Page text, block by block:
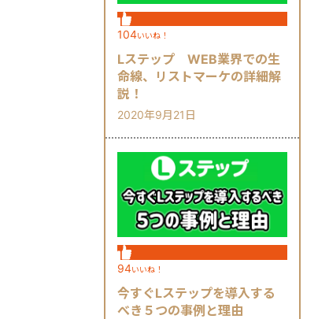
104いいね！
Lステップ WEB業界での生
命線、リストマーケの詳細解
説！
2020年9月21日
94いいね！
今すぐLステップを導入する
べき５つの事例と理由